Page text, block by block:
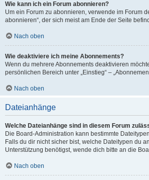
Wie kann ich ein Forum abonnieren?
Um ein Forum zu abonnieren, verwende im Forum
abonnieren“, der sich meist am Ende der Seite
Nach oben
Wie deaktiviere ich meine Abonnements?
Wenn du mehrere Abonnements deaktivieren
persönlichen Bereich unter „Einstieg“ –
Nach oben
Dateianhänge
Welche Dateianhänge sind in diesem Forum
Die Board-Administration kann bestimmte
Falls du dir nicht sicher bist, welche Dateitypen du
Unterstützung benötigst, wende dich bitte an die
Nach oben